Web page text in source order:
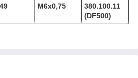
49 М6х0,75
380.100.11
(DF500)